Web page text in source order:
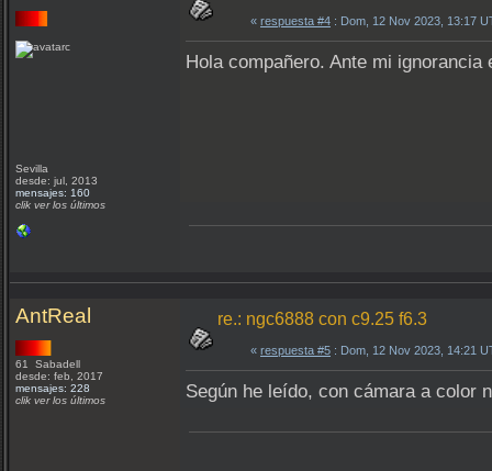
Sevilla
desde: jul, 2013
mensajes: 160
clik ver los últimos
« respuesta #4 : Dom, 12 Nov 2023, 13:17
Hola compañero. Ante mi
AntReal
61 Sabadell
desde: feb, 2017
mensajes: 228
clik ver los últimos
re.: ngc6888 con c9.25 f6.3
« respuesta #5 : Dom, 12 Nov 2023, 14:21
Según he leído, con cámara a color